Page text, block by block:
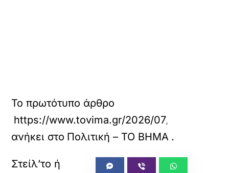
Το πρωτότυπο άρθρο
https://www.tovima.gr/2026/07/03/
ανήκει στο Πολιτική – ΤΟ ΒΗΜΑ .